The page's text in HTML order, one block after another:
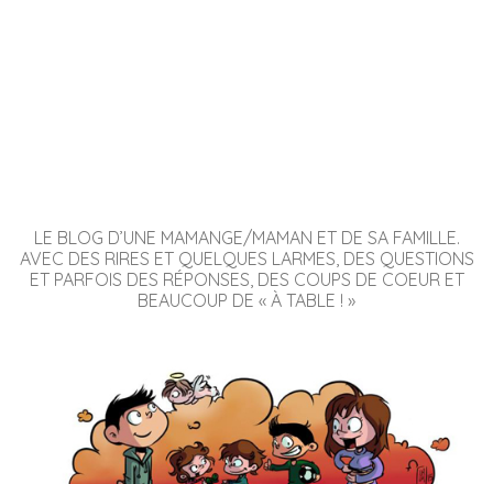
LE BLOG D’UNE MAMANGE/MAMAN ET DE SA FAMILLE.
AVEC DES RIRES ET QUELQUES LARMES, DES QUESTIONS
ET PARFOIS DES RÉPONSES, DES COUPS DE COEUR ET
BEAUCOUP DE « À TABLE ! »